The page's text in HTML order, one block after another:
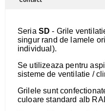
Seria SD- Grile
singur rand de lamele
individual).
Se utilizeaza pentru
sisteme de ventilatie /
Grilele sunt
culoare standard alb